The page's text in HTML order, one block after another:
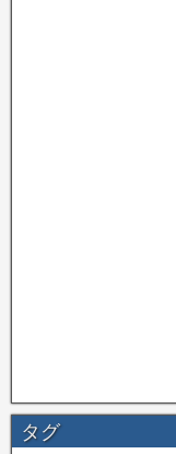
タグ